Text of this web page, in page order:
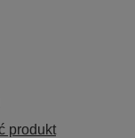
produkt